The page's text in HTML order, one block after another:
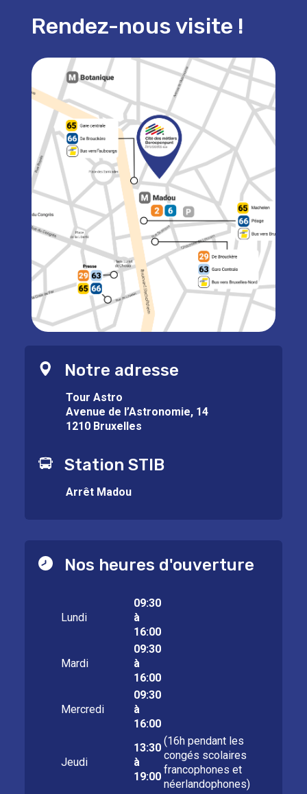
Rendez-nous visite !
Notre adresse
Tour Astro
Avenue de l’Astronomie, 14
1210 Bruxelles
Station STIB
Arrêt Madou
Nos heures d'ouverture
Lundi
09:30
à
16:00
Mardi
09:30
à
16:00
Mercredi
09:30
à
16:00
Jeudi
13:30
à
19:00
(16h pendant les
congés scolaires
francophones et
néerlandophones)